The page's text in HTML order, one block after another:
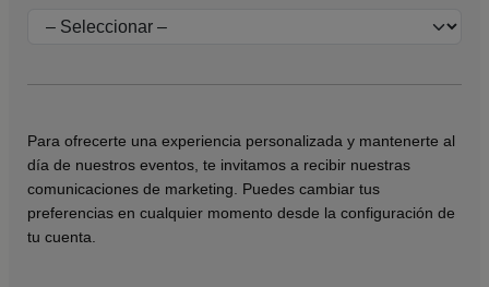
Para ofrecerte una experiencia personalizada y mantenerte al
día de nuestros eventos, te invitamos a recibir nuestras
comunicaciones de marketing. Puedes cambiar tus
preferencias en cualquier momento desde la configuración de
tu cuenta.